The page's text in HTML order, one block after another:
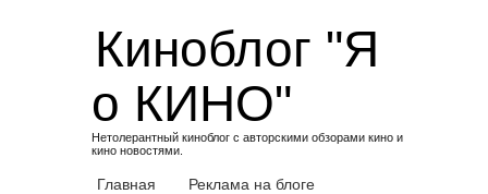
Киноблог "Я
о КИНО"
Нетолерантный киноблог с авторскими обзорами кино и
кино новостями.
Главная
Реклама на блоге